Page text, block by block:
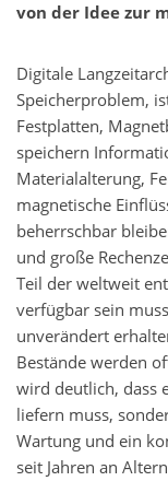
von der Idee zur
Digitale
Speicherproblem,
Festplatten,
speichern
Materialalterung,
magnetische
beherrschbar
und große
Teil der weltweit
verfügbar sein
unverändert
Bestände werden
wird deutlich, dass
liefern muss,
Wartung und ein
seit Jahren an